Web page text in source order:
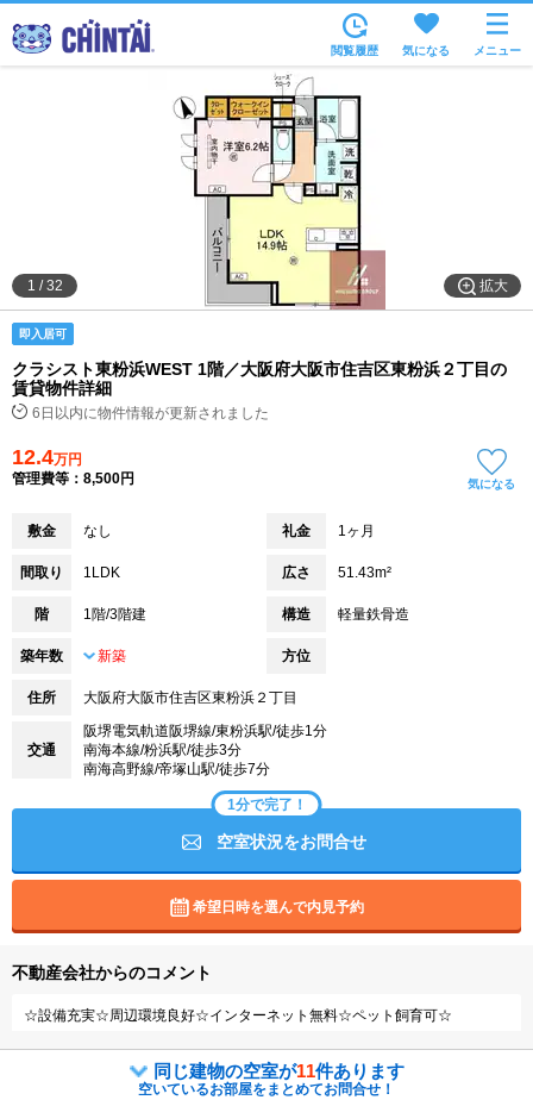
沿線・駅から
住所から
家賃相場から
通勤通学時間から
物件特集から
不動産会社から
閲覧履歴 気になる メニュー
拡大
1 /32
即入居可
クラシスト東粉浜WEST 1階／大阪府大阪市住吉区東粉浜２丁目の
賃貸物件詳細
6日以内に物件情報が更新されました
12.4万円
管理費等：8,500円
気になる
敷金 なし 礼金 1ヶ月
間取り 1LDK 広さ 51.43m²
階 1階/3階建 構造 軽量鉄骨造
築年数 新築 方位
住所 大阪府大阪市住吉区東粉浜２丁目
交通
阪堺電気軌道阪堺線/東粉浜駅/徒歩1分
南海本線/粉浜駅/徒歩3分
南海高野線/帝塚山駅/徒歩7分
1分で完了！
空室状況をお問合せ
希望日時を選んで内見予約
不動産会社からのコメント
☆設備充実☆周辺環境良好☆インターネット無料☆ペット飼育可☆
同じ建物の空室が11件あります
空いているお部屋をまとめてお問合せ！